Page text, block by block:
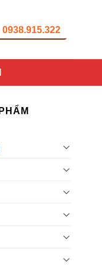
0938.915.322